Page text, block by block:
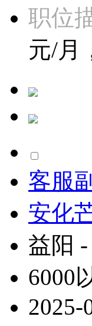
职位
元/月
客服
安化
益阳
6000
2025-